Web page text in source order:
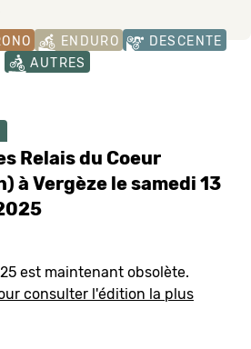
ENDURO
DESCENTE
AUTRES
Relais du Coeur
à Vergèze le samedi 13
est maintenant obsolète.
consulter l'édition la plus